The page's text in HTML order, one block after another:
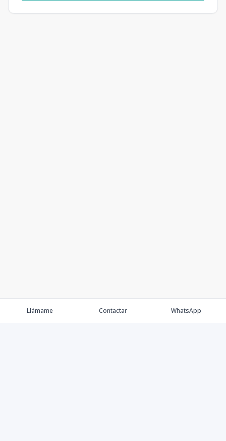
Llámame Contactar WhatsApp